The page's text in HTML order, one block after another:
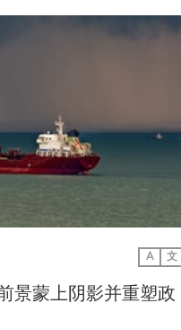
A 文
景蒙上阴影并重塑政